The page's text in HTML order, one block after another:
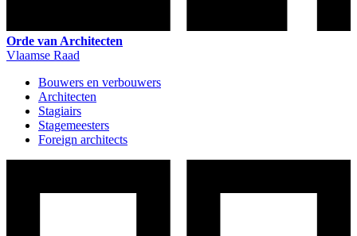
Orde van Architecten
Vlaamse Raad
Bouwers en verbouwers
Architecten
Stagiairs
Stagemeesters
Foreign architects